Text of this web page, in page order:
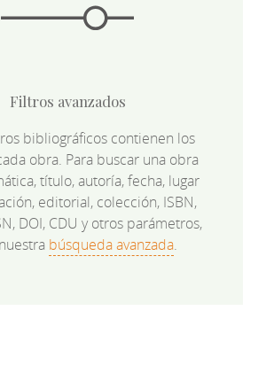
Filtros avanzados
bibliográficos contienen los
obra. Para buscar una obra
título, autoría, fecha, lugar
editorial, colección, ISBN,
DOI, CDU y otros parámetros,
búsqueda avanzada.